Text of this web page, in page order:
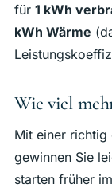
für 1 kWh
kWh Wärme
Wie viel
Mit einer richtig
gewinnen Sie
starten früher